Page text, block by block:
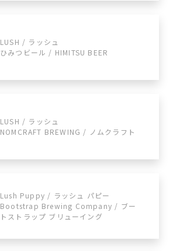
LUSH / ラッシュ
ひみつビール / HIMITSU BEER
LUSH / ラッシュ
NOMCRAFT BREWING / ノムクラフト
Lush Puppy / ラッシュ パピー
Bootstrap Brewing Company / ブー
トストラップ ブリューイング